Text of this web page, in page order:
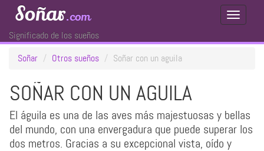
Toggle
Soñar.com
Significado de los sueños
Soñar
Otros sueños Soñar con un aguila
SOÑAR CON UN AGUILA
El águila es una de las aves más majestuosas y bellas
del mundo, con una envergadura que puede superar los
dos metros. Gracias a su excepcional vista, oído y